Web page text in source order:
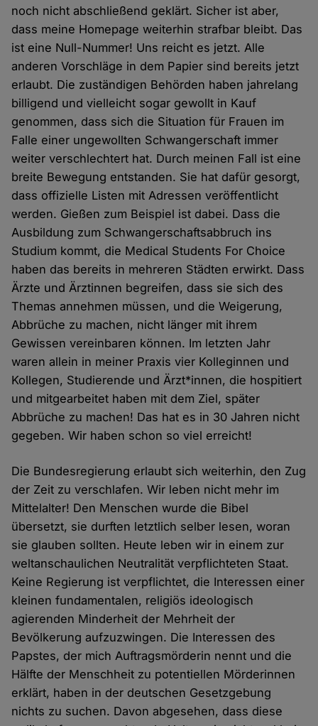
noch nicht abschließend geklärt. Sicher ist aber,
dass meine Homepage weiterhin strafbar bleibt. Das
ist eine Null-Nummer! Uns reicht es jetzt. Alle
anderen Vorschläge in dem Papier sind bereits jetzt
erlaubt. Die zuständigen Behörden haben jahrelang
billigend und vielleicht sogar gewollt in Kauf
genommen, dass sich die Situation für Frauen im
Falle einer ungewollten Schwangerschaft immer
weiter verschlechtert hat. Durch meinen Fall ist eine
breite Bewegung entstanden. Sie hat dafür gesorgt,
dass offizielle Listen mit Adressen veröffentlicht
werden. Gießen zum Beispiel ist dabei. Dass die
Ausbildung zum Schwangerschaftsabbruch ins
Studium kommt, die Medical Students For Choice
haben das bereits in mehreren Städten erwirkt. Dass
Ärzte und Ärztinnen begreifen, dass sie sich des
Themas annehmen müssen, und die Weigerung,
Abbrüche zu machen, nicht länger mit ihrem
Gewissen vereinbaren können. Im letzten Jahr
waren allein in meiner Praxis vier Kolleginnen und
Kollegen, Studierende und Ärzt*innen, die hospitiert
und mitgearbeitet haben mit dem Ziel, später
Abbrüche zu machen! Das hat es in 30 Jahren nicht
gegeben. Wir haben schon so viel erreicht!
Die Bundesregierung erlaubt sich weiterhin, den Zug
der Zeit zu verschlafen. Wir leben nicht mehr im
Mittelalter! Den Menschen wurde die Bibel
übersetzt, sie durften letztlich selber lesen, woran
sie glauben sollten. Heute leben wir in einem zur
weltanschaulichen Neutralität verpflichteten Staat.
Keine Regierung ist verpflichtet, die Interessen einer
kleinen fundamentalen, religiös ideologisch
agierenden Minderheit der Mehrheit der
Bevölkerung aufzuzwingen. Die Interessen des
Papstes, der mich Auftragsmörderin nennt und die
Hälfte der Menschheit zu potentiellen Mörderinnen
erklärt, haben in der deutschen Gesetzgebung
nichts zu suchen. Davon abgesehen, dass diese